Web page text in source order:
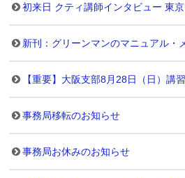
初来日 クティ講師インタビュー 東
新刊：グリーンマンのマニュアル・
【重要】大阪支部8月28日（日）
事務局移転のお知らせ
事務局お休みのお知らせ